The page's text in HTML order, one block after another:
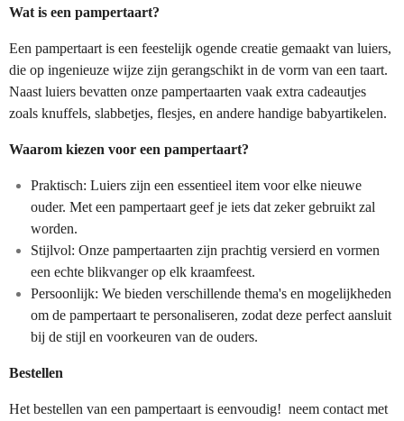
Wat is een pampertaart?
Een pampertaart is een feestelijk ogende creatie gemaakt van luiers,
die op ingenieuze wijze zijn gerangschikt in de vorm van een taart.
Naast luiers bevatten onze pampertaarten vaak extra cadeautjes
zoals knuffels, slabbetjes, flesjes, en andere handige babyartikelen.
Waarom kiezen voor een pampertaart?
Praktisch: Luiers zijn een essentieel item voor elke nieuwe
ouder. Met een pampertaart geef je iets dat zeker gebruikt zal
worden.
Stijlvol: Onze pampertaarten zijn prachtig versierd en vormen
een echte blikvanger op elk kraamfeest.
Persoonlijk: We bieden verschillende thema's en mogelijkheden
om de pampertaart te personaliseren, zodat deze perfect aansluit
bij de stijl en voorkeuren van de ouders.
Bestellen
Het bestellen van een pampertaart is eenvoudig! neem contact met